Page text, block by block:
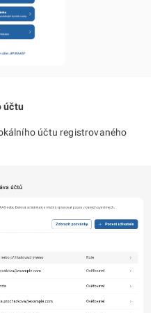
účtu
účtu registrovaného